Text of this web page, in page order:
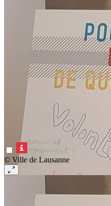
© Ville de Lausanne